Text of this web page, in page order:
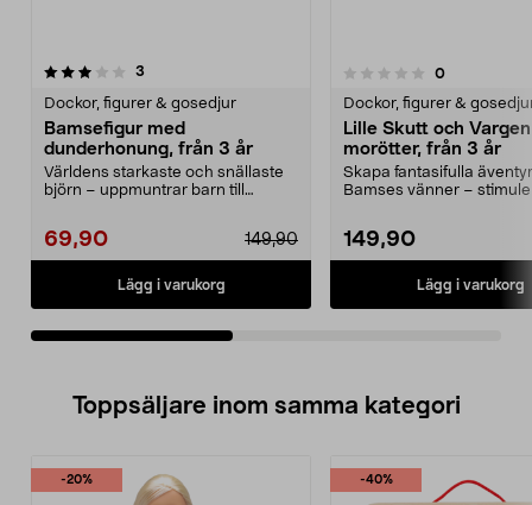
3
Dockor, figurer & gosedjur
Bamsefigur med
dunderhonung, från 3 år
Världens starkaste och snällaste
björn – uppmuntrar barn till
149,90
69,90
Lägg i varukorg
0.0 av 5 stjärnor 0recensioner
Dockor, figurer &
Lille Skutt och
morötter, från 3 år
Skapa fantasifulla
Bamses vänner –
149,90
Lägg i varukorg
4.5av 5 stjärnor
Toppsäljare inom samma kategori
-20% -40%